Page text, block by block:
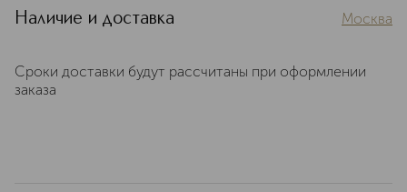
Наличие и доставка Москва
Сроки доставки будут рассчитаны при оформлении
заказа